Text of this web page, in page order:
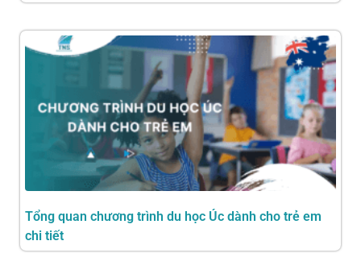
Tổng quan chương trình du học Úc dành cho trẻ em
chi tiết